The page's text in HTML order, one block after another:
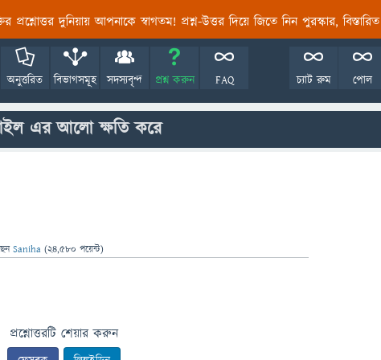
প্রশ্নোত্তর দুনিয়ায় আপনাকে স্বাগতম! প্রশ্ন-উত্তর দিয়ে জিতে নিন পুরস্কার, বিস্তারিত
অনুত্তরিত বিভাগসমূহ সদস্যবৃন্দ প্রশ্ন করুন FAQ পোল
চ্যাট রুম
এর আলো ক্ষতি করে
Saniha (24,580 পয়েন্ট)
প্রশ্নোত্তরটি শেয়ার করুন